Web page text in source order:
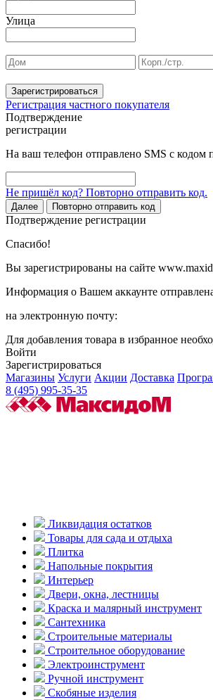
Улица
Зарегистрироваться
Регистрация частного покупателя
Подтверждение
регистрации
На ваш телефон отправлено SMS с кодом
Не пришёл код? Повторно отправить код.
Далее Повторно отправить код
Подтверждение регистрации
Спасибо!
Вы зарегистрированы на сайте
Информация о Вашем аккаунте
на электронную почту:
Для добавления товара в избранное
Войти
Зарегистрироваться
Магазины Услуги Акции Доставка
8 (495) 995-35-35
Ликвидация остатков
Товары для сада и отдыха
Плитка
Напольные покрытия
Интерьер
Двери, окна, лестницы
Краска и малярный инструмент
Сантехника
Строительные материалы
Строительное оборудование
Электроинструмент
Ручной инструмент
Скобяные изделия